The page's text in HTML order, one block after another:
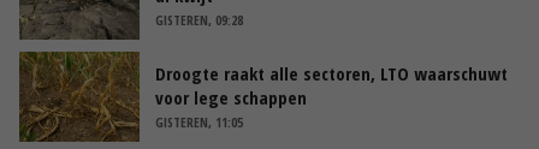
GISTEREN, 09:28
Droogte raakt alle sectoren, LTO waarschuwt
voor lege schappen
GISTEREN, 11:05